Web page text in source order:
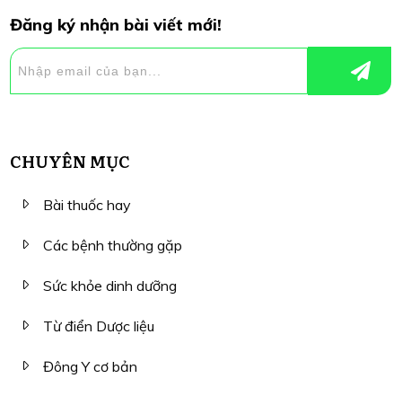
Đăng ký nhận bài viết mới!
CHUYÊN MỤC
Bài thuốc hay
Các bệnh thường gặp
Sức khỏe dinh dưỡng
Từ điển Dược liệu
Đông Y cơ bản